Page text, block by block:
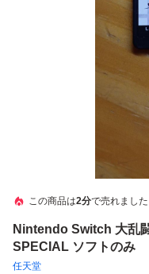
この商品は2分で売れました
Nintendo Switch 大乱
SPECIAL ソフトのみ
任天堂